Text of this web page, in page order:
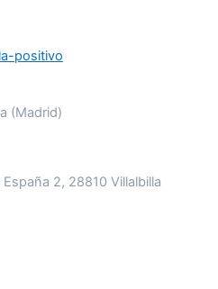
(Madrid)
2, 28810 Villalbilla